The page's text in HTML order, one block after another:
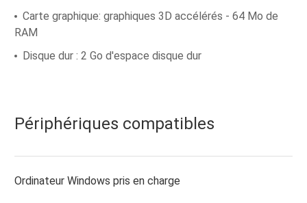
Carte graphique: graphiques 3D accélérés - 64 Mo de
RAM
Disque dur : 2 Go d'espace disque dur
Périphériques compatibles
Ordinateur Windows pris en charge